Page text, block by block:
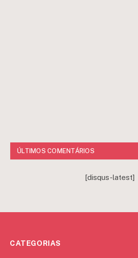
ÚLTIMOS COMENTÁRIOS
[disqus-latest]
CATEGORIAS